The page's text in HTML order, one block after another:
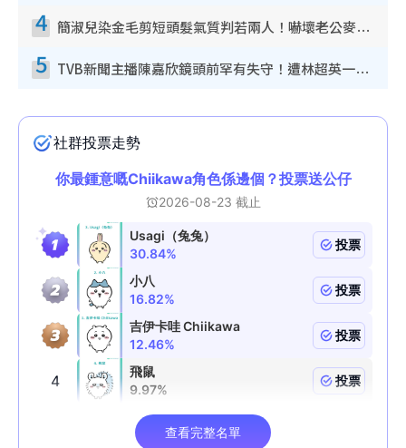
4 簡淑兒染金毛剪短頭髮氣質判若兩人！嚇壞老公麥大力都認唔出：「你做咩事？」
5 TVB新聞主播陳嘉欣鏡頭前罕有失守！遭林超英一句說話突襲嚇親當場大笑